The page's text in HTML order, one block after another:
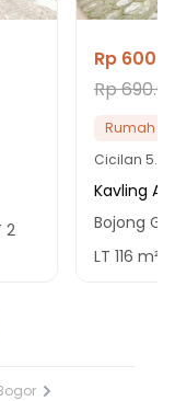
2
Rp
Rp
Rumah
Cicilan 5.1
Kavling
Bojong
LT 116 m²